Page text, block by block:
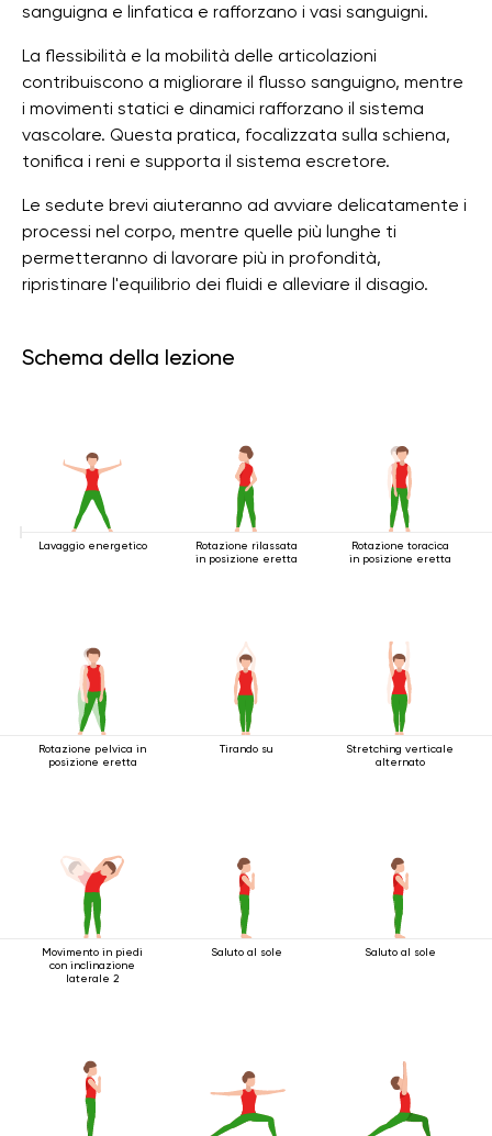
sanguigna e linfatica e rafforzano i vasi sanguigni.
La flessibilità e la mobilità delle articolazioni
contribuiscono a migliorare il flusso sanguigno, mentre
i movimenti statici e dinamici rafforzano il sistema
vascolare. Questa pratica, focalizzata sulla schiena,
tonifica i reni e supporta il sistema escretore.
Le sedute brevi aiuteranno ad avviare delicatamente i
processi nel corpo, mentre quelle più lunghe ti
permetteranno di lavorare più in profondità,
ripristinare l'equilibrio dei fluidi e alleviare il disagio.
Schema della lezione
Lavaggio energetico
Rotazione rilassata
in posizione eretta
Rotazione toracica
in posizione eretta
Rotazione pelvica in
posizione eretta
Tirando su
Stretching verticale
alternato
Movimento in piedi
con inclinazione
laterale 2
Saluto al sole Saluto al sole